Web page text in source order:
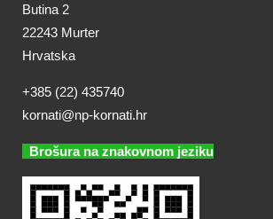
Butina 2
22243 Murter
Hrvatska
+385 (22) 435740
kornati@np-kornati.hr
Brošura na znakovnom jeziku